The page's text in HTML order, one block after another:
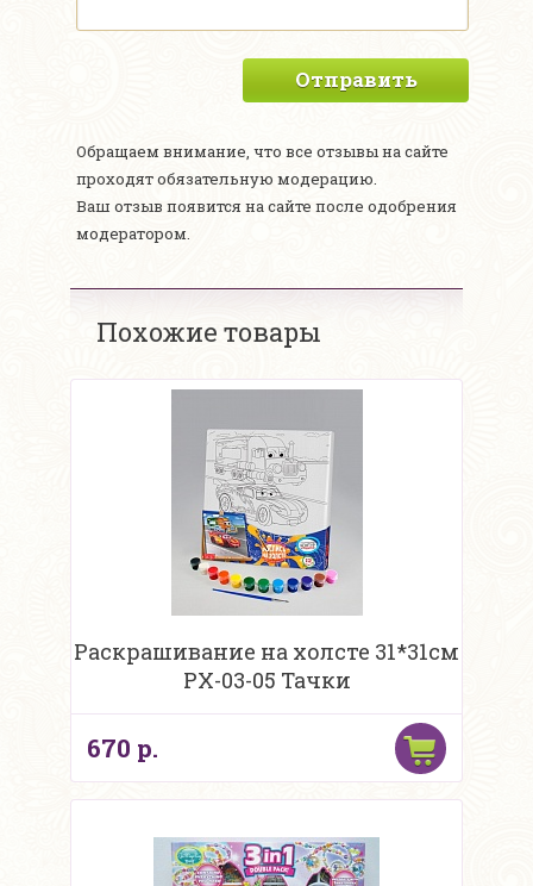
Отправить
Обращаем внимание, что все отзывы на сайте
проходят обязательную модерацию.
Ваш отзыв появится на сайте после одобрения
модератором.
Похожие товары
Раскрашивание на холсте 31*31см
PX-03-05 Тачки
670 р.